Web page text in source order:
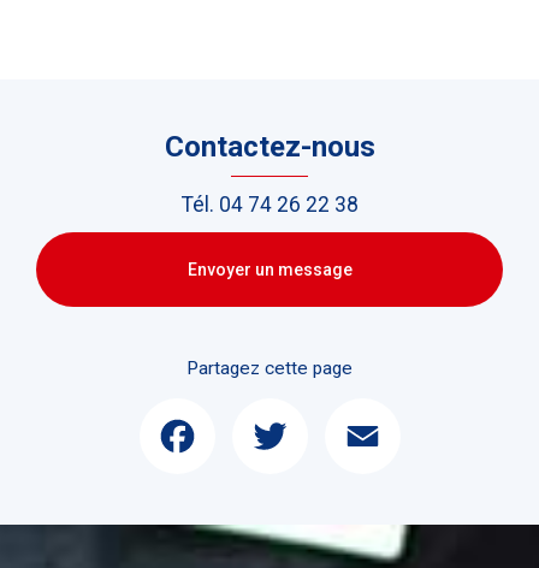
Contactez-nous
Tél. 04 74 26 22 38
Envoyer un message
Partagez cette page